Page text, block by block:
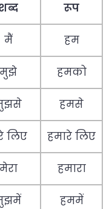
रूप
मैं हम
मुझे हमको
हमसे
लिए हमारे लिए
मेरा हमारा
हममें